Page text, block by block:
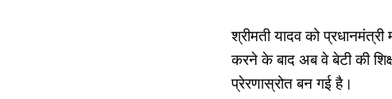
श्रीमती यादव को
करने के बाद अब वे बेटी की
प्रेरणास्रोत बन गई है।